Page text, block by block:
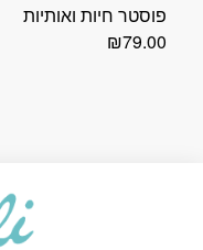
פוסטר חיות ואותיות
₪79.00